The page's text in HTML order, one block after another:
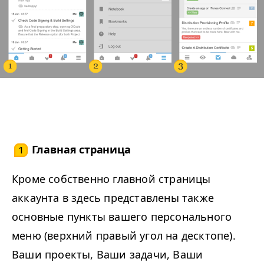
1 Главная страница
Кроме собственно главной страницы
аккаунта в здесь представлены также
основные пункты вашего персонального
меню (верхний правый угол на десктопе).
Ваши проекты, Ваши задачи, Ваши